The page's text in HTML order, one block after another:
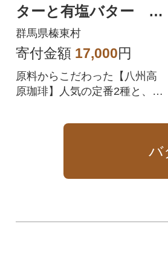
ターと有塩バター 珈
琲(豆)2種のセット
群馬県榛東村
寄付金額 17,000円
原料からこだわった【八州高
原珈琲】人気の定番2種と、バ
ターのセットです。
バ